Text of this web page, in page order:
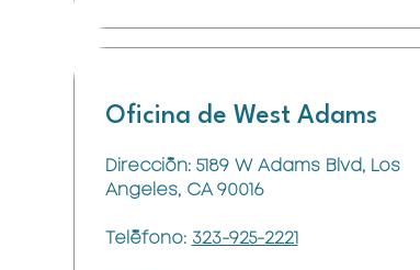
Oficina de West Adams
Dirección: 5189 W Adams Blvd, Los
Angeles, CA 90016
Teléfono: 323-925-2221